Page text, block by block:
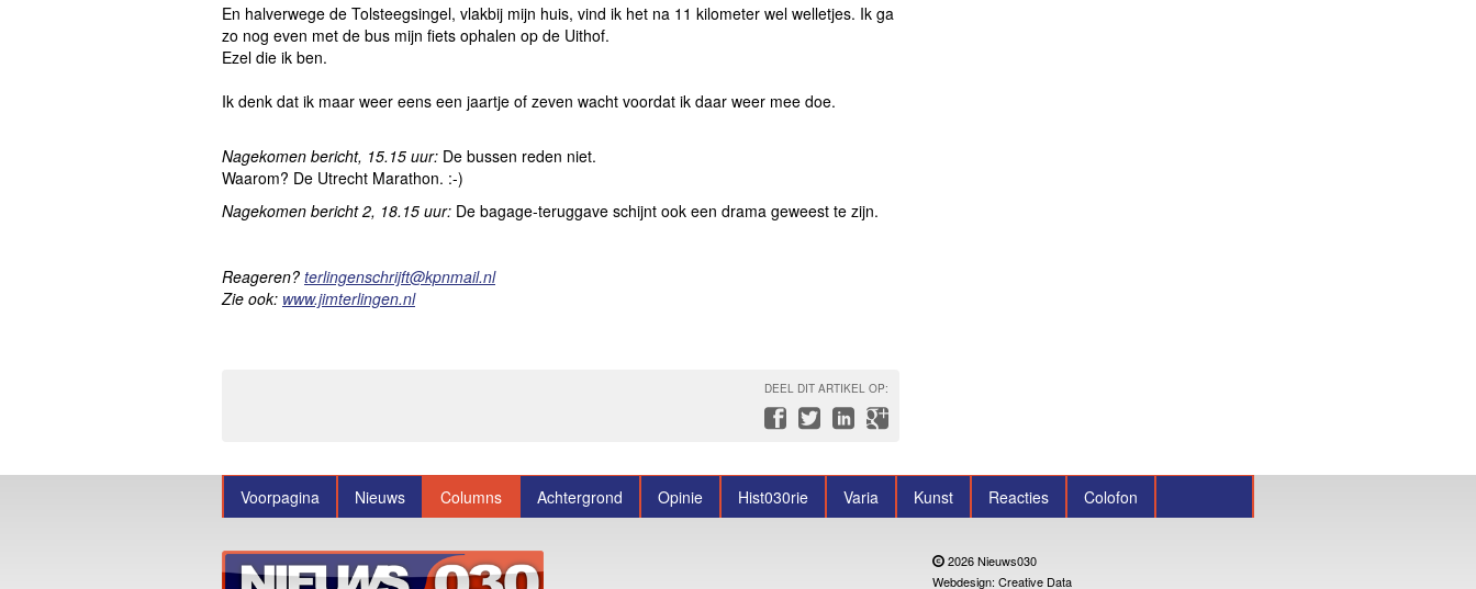
En halverwege de Tolsteegsingel, vlakbij mijn huis, vind ik het na 11 kilometer wel welletjes. Ik ga
zo nog even met de bus mijn fiets ophalen op de Uithof.
Ezel die ik ben.
Ik denk dat ik maar weer eens een jaartje of zeven wacht voordat ik daar weer mee doe.
Nagekomen bericht, 15.15 uur: De bussen reden niet.
Waarom? De Utrecht Marathon. :-)
Nagekomen bericht 2, 18.15 uur: De bagage-teruggave schijnt ook een drama geweest te zijn.
Reageren? terlingenschrijft@kpnmail.nl
Zie ook: www.jimterlingen.nl
DEEL DIT ARTIKEL OP:
Voorpagina Nieuws Columns Achtergrond Opinie Hist030rie Varia Kunst Reacties Colofon
2026 Nieuws030
Webdesign: Creative Data